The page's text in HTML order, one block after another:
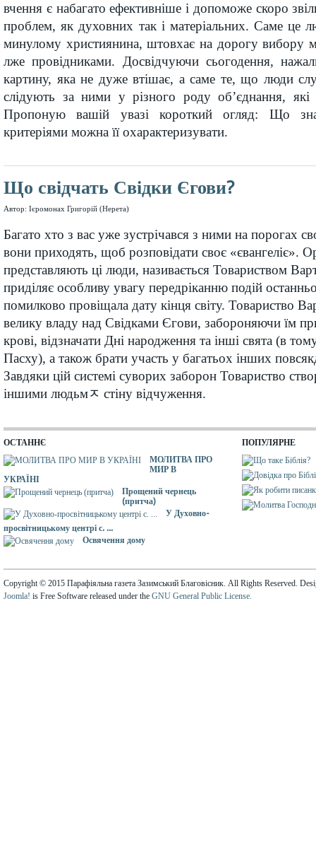
вчення є набагато ефективніше і допоможе скоро
проблем, як духовних так і матеріальних. Саме це
минулому християнина, штовхає на дорогу вибору
лже провідниками. Досвідчуючи сьогодення,
картину, яка не дуже втішає, а саме те, що люди
слідують за ними у різного роду об’єднання, які
Пропоную вашій увазі короткий огляд: Що
критеріями можна її охарактеризувати.
Що свідчать Свідки Єгови?
Автор: Ієромонах Григорій (Нерета)
Багато хто з вас уже зустрічався з ними на порогах
вони приходять, щоб розповідати своє «євангеліє».
представляють ці люди, називається Товариством
приділяє особливу увагу передріканню подій
помилково провіщала дату кінця світу. Товариство
велику владу над Свідками Єгови, забороняючи їм
крові, відзначати Дні народження та інші свята (в
Пасху), а також брати участь у багатьох інших
Завдяки цій системі суворих заборон Товариство
іншими людьмﾸ стіну відчуження.
ОСТАННЄ
МОЛИТВА ПРО
МИР В
УКРАЇНІ
Прощений чернець
(притча)
У Духовно-
просвітницькому центрі с. ...
Освячення дому
ПОПУЛЯРНЕ
Copyright © 2015 Парафіяльна газета Зазимський Благовісник. All Rights Reserved.
Joomla! is Free Software released under the GNU General Public License.